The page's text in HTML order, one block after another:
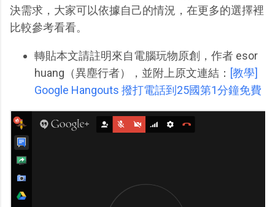
決需求，大家可以依據自己的情況，在更多的選擇裡
比較參考看看。
轉貼本文請註明來自電腦玩物原創，作者 esor
huang（異塵行者），並附上原文連結： [教學]
Google Hangouts 撥打電話到25國第1分鐘免費